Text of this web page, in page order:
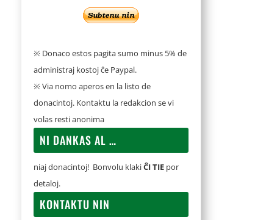
※ Donaco estos pagita sumo minus 5% de
administraj kostoj ĉe Paypal.
※ Via nomo aperos en la listo de
donacintoj. Kontaktu la redakcion se vi
volas resti anonima
NI DANKAS AL …
niaj donacintoj! Bonvolu klakiĈI TIEpor
detaloj.
KONTAKTU NIN